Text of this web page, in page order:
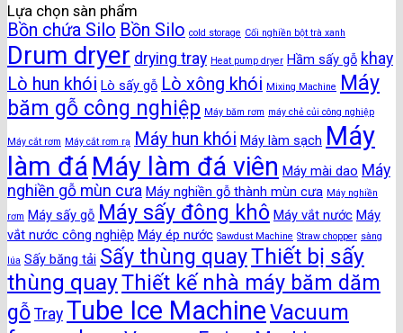
Lựa chọn sàn phẩm
Bồn chứa Silo Bồn Silo cold storage Cối nghiền bột trà xanh
Drum dryer drying tray Heat pump dryer Hầm sấy gỗ khay
Lò hun khói Lò sấy gỗ Lò xông khói Mixing Machine Máy
băm gỗ công nghiệp Máy băm rơm máy chẻ củi công nghiệp
Máy cắt rơm Máy cắt rơm rạ Máy hun khói Máy làm sạch Máy
làm đá Máy làm đá viên Máy mài dao Máy
nghiền gỗ mùn cưa Máy nghiền gỗ thành mùn cưa Máy nghiền
rơm Máy sấy gỗ Máy sấy đông khô Máy vắt nước Máy
vắt nước công nghiệp Máy ép nước Sawdust Machine Straw chopper sàng
lúa Sấy băng tải Sấy thùng quayThiết bị sấy
thùng quayThiết kế nhà máy băm dăm
gỗ Tray Tube Ice MachineVacuum